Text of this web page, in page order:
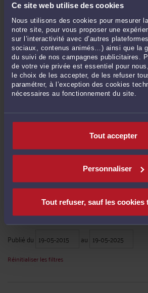
Ce site web utilise des cookies
Nous utilisons des cookies pour mesurer
notre site, pour vous proposer une
sur l’interactivité avec d’autres
sociaux, contenus animés…) ainsi que la
du suivi de nos campagnes publicitaires.
de votre vie privée est essentiel pour
le choix de les accepter, de les refuser
paramétrer, à l’exception des cookies
nécessaires au fonctionnement du site.
Tout accepter
Personnaliser
Tout refuser, sauf les cookies
Thierry MIGNOT expert national acoustique/bruit :
distinguer le bien-fondé de "fait" ... »
Le 11 mai 2026 à 18:28 surLe demandeur doit-il établir ...
Mme Clairehar557Ris CLAIRE HARRIS :« Cet arrêt
décembre 2025 est une illustration ... »
Le 28 janv. 2026 à 07:14surLe principe de la réparation ...
M. Norget CHRISTOPHE :« Bonjour, et bien cher
Zappatta :« Bonjour Dans une succession
Une réponse ministérielle sur ...
RECHERCHE
Publié du au
Réinitialiser les filtres